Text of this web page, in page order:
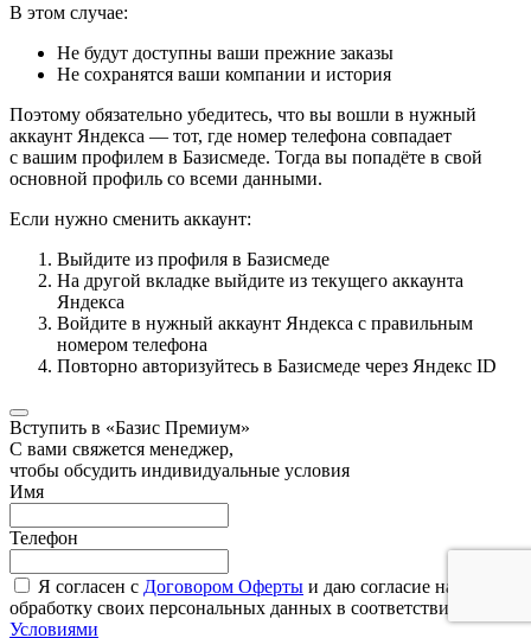
В этом случае:
Не будут доступны ваши прежние заказы
Не сохранятся ваши компании и история
Поэтому обязательно убедитесь, что вы вошли в нужный
аккаунт Яндекса — тот, где номер телефона совпадает
с вашим профилем в Базисмеде. Тогда вы попадёте в свой
основной профиль со всеми данными.
Если нужно сменить аккаунт:
Выйдите из профиля в Базисмеде
На другой вкладке выйдите из текущего аккаунта
Яндекса
Войдите в нужный аккаунт Яндекса с правильным
номером телефона
Повторно авторизуйтесь в Базисмеде через Яндекс ID
Вступить в «Базис Премиум»
С вами свяжется менеджер,
чтобы обсудить индивидуальные условия
Имя
Телефон
Я согласен с Договором Оферты и даю согласие на
обработку своих персональных данных в соответствии с
Условиями